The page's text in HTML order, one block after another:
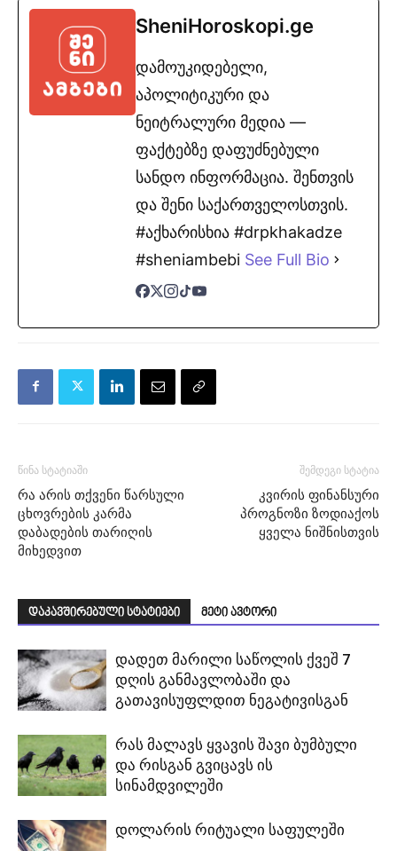
SheniHoroskopi.ge
დამოუკიდებელი,
აპოლიტიკური და
ნეიტრალური მედია —
ფაქტებზე დაფუძნებული
სანდო ინფორმაცია. შენთვის
და შენი საქართველოსთვის.
#აქხარისხია #drpkhakadze
#sheniambebi See Full Bio
წინა სტატიაში
რა არის თქვენი წარსული
ცხოვრების კარმა
დაბადების თარიღის
მიხედვით
შემდეგი სტატია
კვირის ფინანსური
პროგნოზი ზოდიაქოს
ყველა ნიშნისთვის
დაკავშირებული სტატიები მეტი ავტორი
დადეთ მარილი საწოლის ქვეშ 7
დღის განმავლობაში და
გათავისუფლდით ნეგატივისგან
რას მალავს ყვავის შავი ბუმბული
და რისგან გვიცავს ის
სინამდვილეში
დოლარის რიტუალი საფულეში